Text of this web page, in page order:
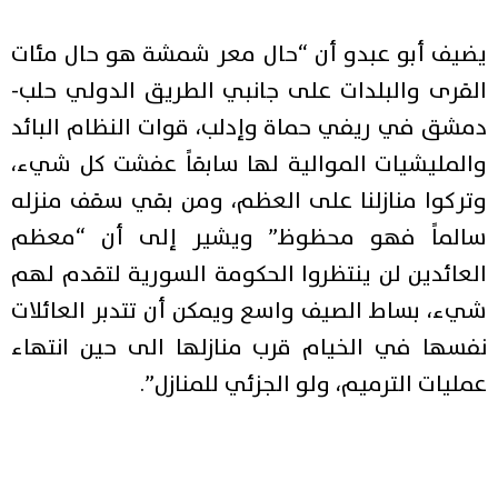
يضيف أبو عبدو أن “حال معر شمشة هو حال مئات
القرى والبلدات على جانبي الطريق الدولي حلب-
دمشق في ريفي حماة وإدلب، قوات النظام البائد
والمليشيات الموالية لها سابقاً عفشت كل شيء،
وتركوا منازلنا على العظم، ومن بقي سقف منزله
سالماً فهو محظوظ” ويشير إلى أن “معظم
العائدين لن ينتظروا الحكومة السورية لتقدم لهم
شيء، بساط الصيف واسع ويمكن أن تتدبر العائلات
نفسها في الخيام قرب منازلها الى حين انتهاء
عمليات الترميم، ولو الجزئي للمنازل”.